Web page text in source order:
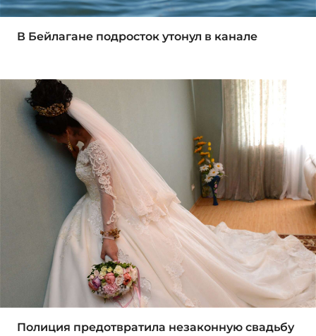
В Бейлагане подросток утонул в канале
Полиция предотвратила незаконную свадьбу